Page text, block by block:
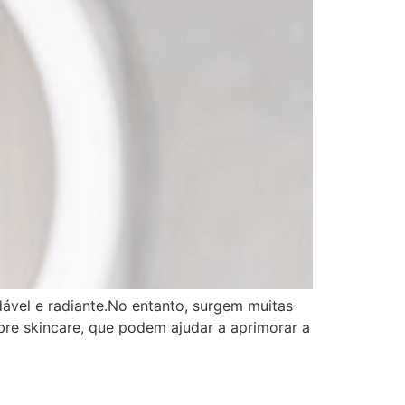
e radiante.No entanto, surgem muitas
skincare, que podem ajudar a aprimorar a